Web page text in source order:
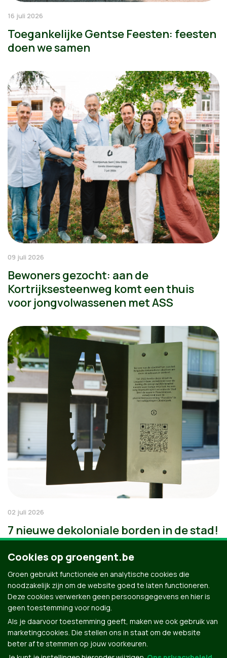
16 juli 2026
Toegankelijke Gentse Feesten: feesten
doen we samen
09 juli 2026
Bewoners gezocht: aan de
Kortrijksesteenweg komt een thuis
voor jongvolwassenen met ASS
02 juli 2026
7 nieuwe dekoloniale borden in de stad!
Cookies op groengent.be
Groen gebruikt functionele en analytische cookies die
noodzakelijk zijn om de website goed te laten functioneren.
Deze cookies verwerken geen persoonsgegevens en hier is
geen toestemming voor nodig.
Als je daarvoor toestemming geeft, maken we ook gebruik van
marketingcookies. Die stellen ons in staat om de website
beter af te stemmen op jouw voorkeuren.